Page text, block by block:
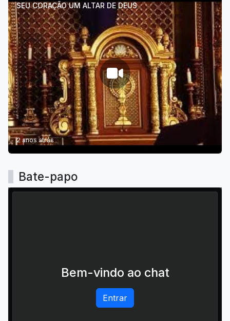
SEU CORAÇÃO UM ALTAR DE DEUS
2 anos atrás
Bate-papo
Bem-vindo ao chat
Entrar